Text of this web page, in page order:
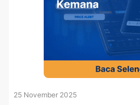
25 November 2025